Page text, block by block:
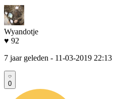
Wyandotje
♥ 92
7 jaar geleden - 11-03-2019 22:13
0